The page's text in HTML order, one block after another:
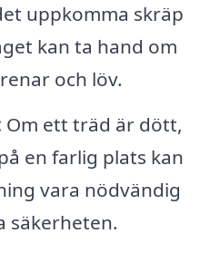
uppkomma skräp
kan ta hand om
och löv.
Om ett träd är dött,
en farlig plats kan
vara nödvändig
säkerheten.